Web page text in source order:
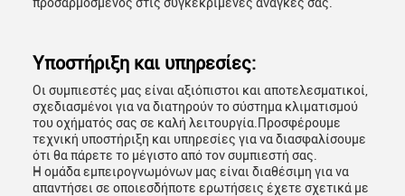
Υποστήριξη και υπηρεσίες:
Οι συμπιεστές μας είναι αξιόπιστοι και αποτελεσματικοί,
σχεδιασμένοι για να διατηρούν το σύστημα κλιματισμού
του οχήματός σας σε καλή λειτουργία.Προσφέρουμε
τεχνική υποστήριξη και υπηρεσίες για να διασφαλίσουμε
ότι θα πάρετε το μέγιστο από τον συμπιεστή σας.
Η ομάδα εμπειρογνωμόνων μας είναι διαθέσιμη για να
απαντήσει σε οποιεσδήποτε ερωτήσεις έχετε σχετικά με